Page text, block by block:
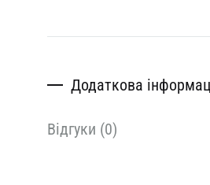
Додаткова
Відгуки (0)